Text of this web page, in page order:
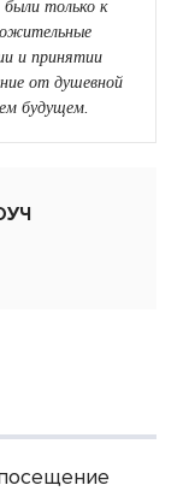
только к
и принятии
от душевной
будущем.